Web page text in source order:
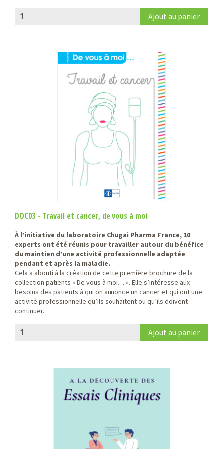
DOC03 - Travail et cancer, de vous à moi
À l’initiative du laboratoire Chugai Pharma France, 10
experts ont été réunis pour travailler autour du bénéfice
du maintien d’une activité professionnelle adaptée
pendant et après la maladie.
Cela a abouti à la création de cette première brochure de la
collection patients « De vous à moi… ». Elle s’intéresse aux
besoins des patients à qui on annonce un cancer et qui ont une
activité professionnelle qu’ils souhaitent ou qu’ils doivent
continuer.